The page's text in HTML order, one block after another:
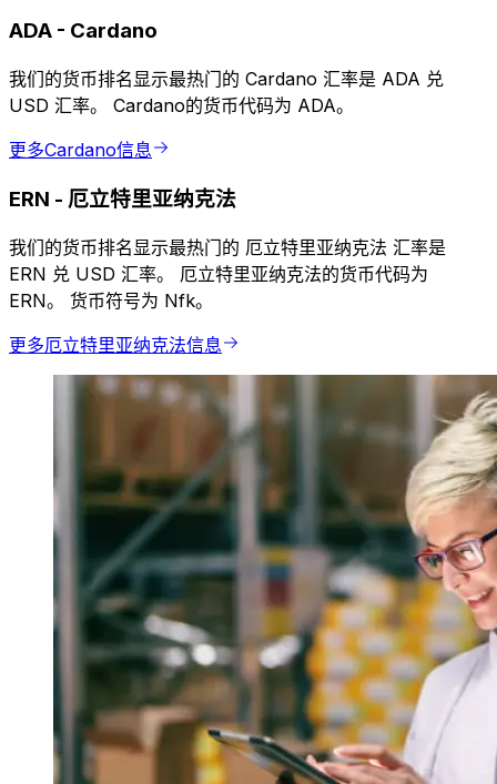
ADA - Cardano
我们的货币排名显示最热门的 Cardano 汇率是 ADA 兑
USD 汇率。 Cardano的货币代码为 ADA。
更多Cardano信息
ERN - 厄立特里亚纳克法
我们的货币排名显示最热门的 厄立特里亚纳克法 汇率是
ERN 兑 USD 汇率。 厄立特里亚纳克法的货币代码为
ERN。 货币符号为 Nfk。
更多厄立特里亚纳克法信息